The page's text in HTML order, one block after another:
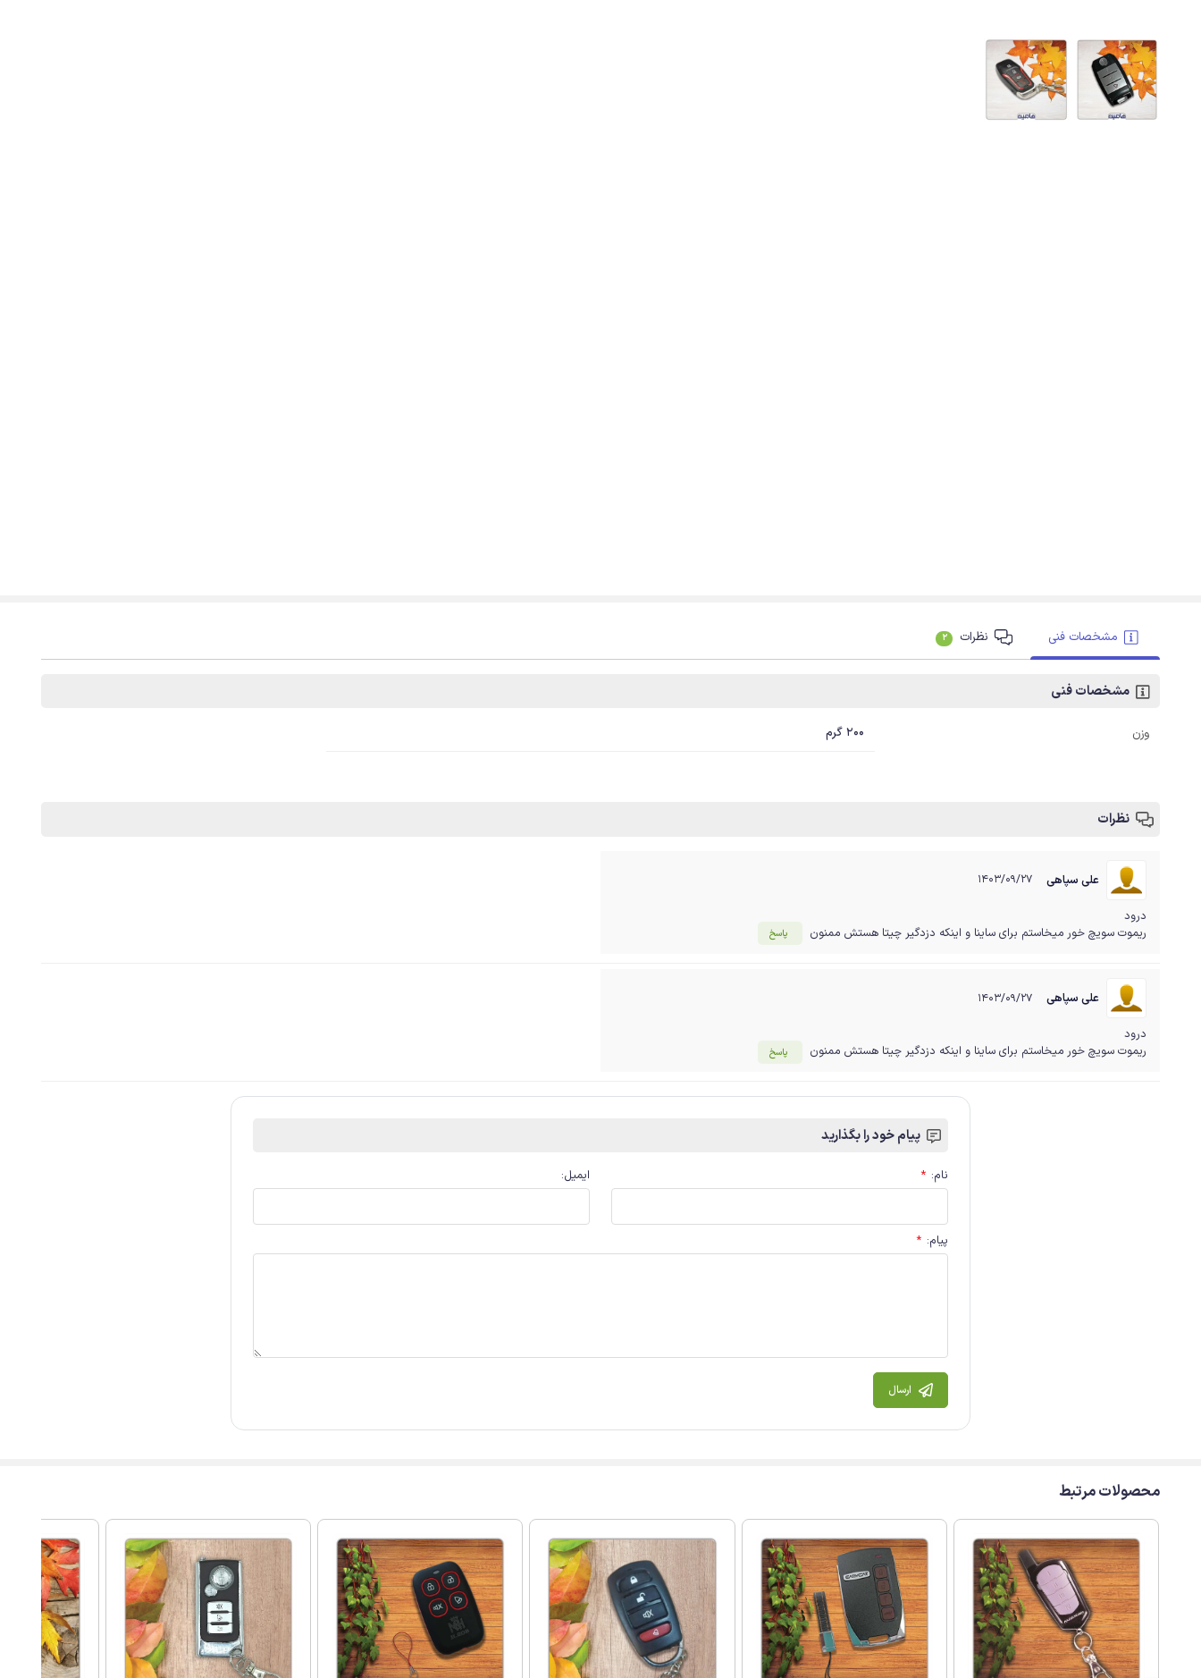
مشخصات فنی نظرات 2
مشخصات فنی
وزن 200 گرم
نظرات
علی سپاهی ۱۴۰۳/۰۹/۲۷
درود
ریموت سویچ خور میخاستم برای ساینا و اینکه دزدگیر چیتا هستش ممنون‌
پاسخ
علی سپاهی ۱۴۰۳/۰۹/۲۷
درود
ریموت سویچ خور میخاستم برای ساینا و اینکه دزدگیر چیتا هستش ممنون‌
پاسخ
پیام خود را بگذارید
نام:
* ایمیل:
پیام:
*
ارسال
محصولات مرتبط